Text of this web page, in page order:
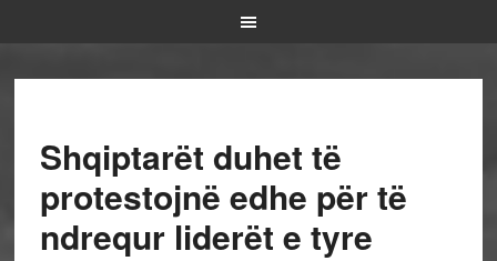
Shqiptarët duhet të
protestojnë edhe për të
ndrequr liderët e tyre